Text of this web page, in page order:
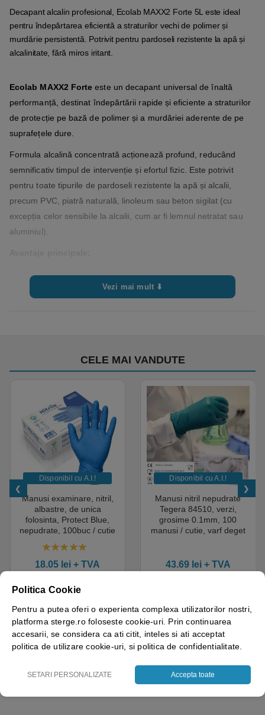
Decapant alcalin profesional, Ecolab MAXX2 Forte 5L este ideal
pentru îndepărtarea eficientă a straturilor vechi de polimer și
murdărie persistentă. Potrivit pentru pardoseli rezistente la apă și
alcalinitate, fără miros iritant.
Ecolab MAXX2 Forte este un decapant universal de înaltă
performanță, destinat îndepărtării rapide și eficiente a straturilor
de protecție pe bază de polimer și a murdăriei aderente de pe
suprafețele dure.
Formula alcalină concentrată acționează profund, reducând
semnificativ timpul de intervenție și efortul fizic. Este potrivit
pentru toate tipurile de pardoseli rezistente la apă și alcalii,
precum PVC, piatră naturală, linoleum sau beton sigilat (cu
excepția celor sensibile la alcalii, cum ar fi lemnul netratat sau
aluminiul).
Putere mare de decapare – înlătură eficient straturi vechi de
Recomandat pentru:
Instituții de învățământ, clădiri de birouri, săli de sport;
Zone unde este necesară întreținerea periodică a
pardoselilor tratate.
Mod de utilizare:
Se diluează în funcție de gradul de murdărie (recomandare
standard: 1:4 până la 1:10). Aplică pe suprafață, lasă să
acționeze, apoi freacă și clătește cu apă curată.
Ambalaj:Bidon 5L, ușor de manipulat în spații profesionale.
Vezi mai mult ⬇
CELE MAI VANDUTE
Disponibil cu A.I.​!
Manusi examinare, nitril,
albastre, de unica
folosinta, Protect Blue,
nepudrate, 100buc / cutie
saloane si domeniul
industrial, calitate premium
18.05 lei + TVA
Vezi detalii
Disponibil cu A.I.​!
Manusi nitril nepudrate
Tegera 84510, verzi,
grosime 0.1mm, 100
manusi / cutie, varf deget
43.69 lei+ TVA
Politica Cookie
Pentru a putea oferi o experienta complexa utilizatorilor nostri,
platforma sterge.ro foloseste cookie-uri. Prin continuarea
accesarii, se considera ca ati citit, inteles si ati acceptat
politica de utilizare cookie-uri, si politica de confidentialitate.
SETARI PERSONALIZATE Accepta toate